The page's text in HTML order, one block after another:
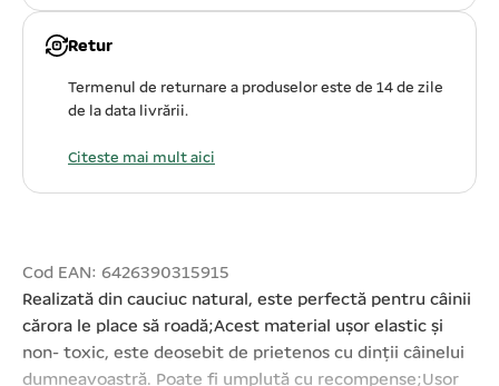
Retur
Termenul de returnare a produselor este de 14 de zile
de la data livrării.
Citeste mai mult aici
Cod EAN: 6426390315915
Realizată din cauciuc natural, este perfectă pentru câinii
cărora le place să roadă;Acest material ușor elastic şi
non- toxic, este deosebit de prietenos cu dinții câinelui
dumneavoastră. Poate fi umplută cu recompense;Ușor